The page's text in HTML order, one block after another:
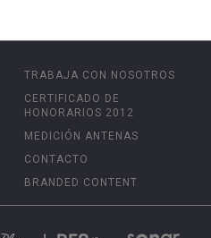
TRABAJA CON NOSOTROS
CERTIFICADO DE
HONORARIOS 2012
MEDICIÓN ANTENAS
CONTACTO
BRANDED CONTENT